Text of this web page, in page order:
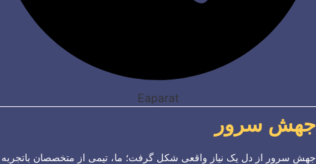
Eaparat
جهش سرور
جهش سرور از دل یک نیاز واقعی شکل گرفت؛ ما، تیمی از متخصصان باتجربه